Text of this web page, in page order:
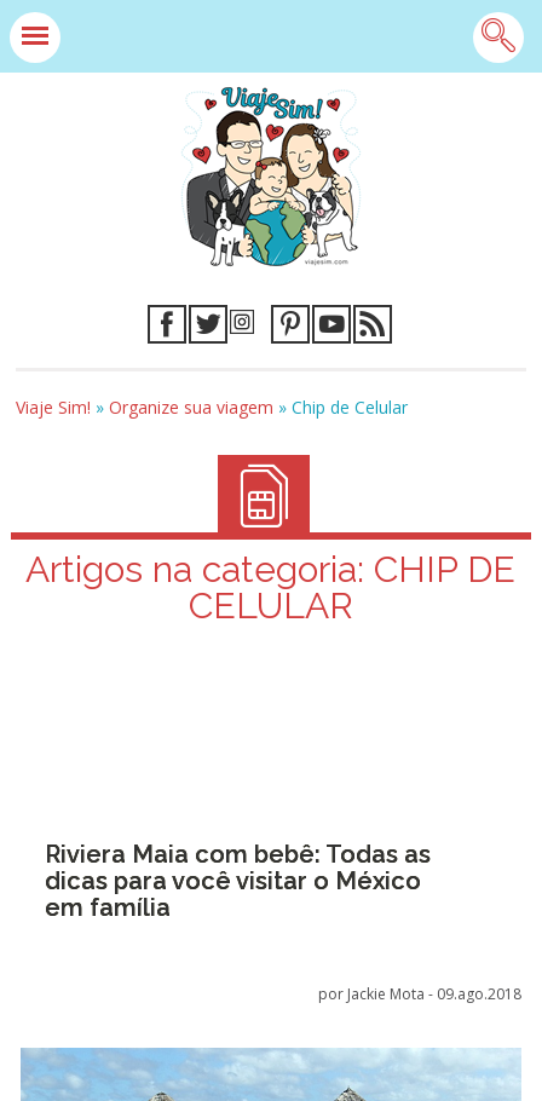
Viaje Sim! »Organize sua viagem »Chip de Celular
Artigos na categoria: CHIP DE
CELULAR
Riviera Maia com bebê: Todas as
dicas para você visitar o México
em família
por Jackie Mota - 09.ago.2018